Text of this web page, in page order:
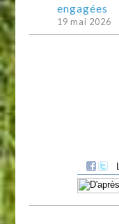
engagées
19 mai 2026